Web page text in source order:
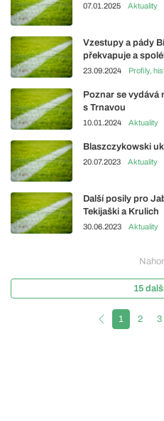
07.01.2025 Aktuality
Vzestupy a pády
překvapuje a
23.09.2024 Profily,
Poznar se vydává
s Trnavou
10.01.2024 Aktuality
Blaszczykowski
20.07.2023 Aktuality
Další posily pro
Tekijaški a Krulich
30.06.2023 Aktuality
15
1 2 3